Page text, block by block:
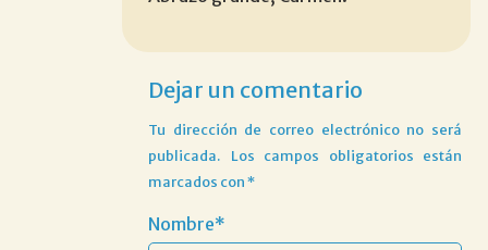
Dejar un comentario
Tu dirección de correo electrónico no será
publicada.
Los campos obligatorios están
marcados con*
Nombre*